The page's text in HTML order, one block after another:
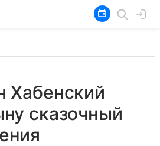
Хабенский
сказочный